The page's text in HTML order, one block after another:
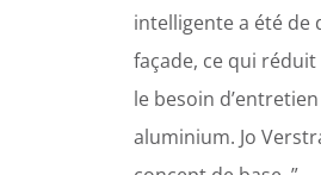
intelligente a été de
façade, ce qui
le besoin
aluminium. Jo